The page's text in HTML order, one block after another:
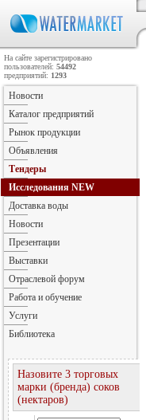
На сайте зарегистрировано
пользователей: 54492
предприятий: 1293
Новости
Каталог предприятий
Рынок продукции
Объявления
Тендеры
Исследования NEW
Доставка воды
Новости
Презентации
Выставки
Отраслевой форум
Работа и обучение
Услуги
Библиотека
Назовите 3 торговых
марки (бренда) соков
(нектаров)